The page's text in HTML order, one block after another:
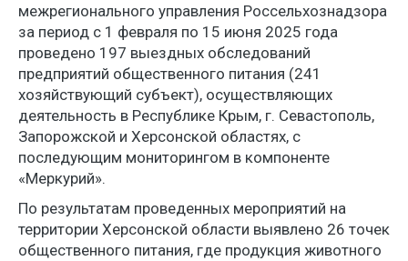
межрегионального управления Россельхознадзора
за период с 1 февраля по 15 июня 2025 года
проведено 197 выездных обследований
предприятий общественного питания (241
хозяйствующий субъект), осуществляющих
деятельность в Республике Крым, г. Севастополь,
Запорожской и Херсонской областях, с
последующим мониторингом в компоненте
«Меркурий».
По результатам проведенных мероприятий на
территории Херсонской области выявлено 26 точек
общественного питания, где продукция животного